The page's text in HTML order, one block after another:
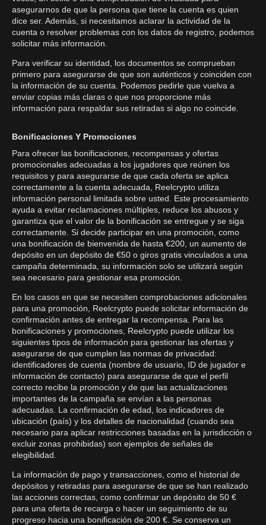
asegurarnos de que la persona que tiene la cuenta es quien
dice ser. Además, si necesitamos aclarar la actividad de la
cuenta o resolver problemas con los datos de registro, podemos
solicitar más información.
Para verificar su identidad, los documentos se comprueban
primero para asegurarse de que son auténticos y coinciden con
la información de su cuenta. Podemos pedirle que vuelva a
enviar copias más claras o que nos proporcione más
información para respaldar sus retiradas si algo no coincide.
Bonificaciones Y Promociones
Para ofrecer las bonificaciones, recompensas y ofertas
promocionales adecuadas a los jugadores que reúnen los
requisitos y para asegurarse de que cada oferta se aplica
correctamente a la cuenta adecuada, Reelcrypto utiliza
información personal limitada sobre usted. Este procesamiento
ayuda a evitar reclamaciones múltiples, reduce los abusos y
garantiza que el valor de la bonificación se entregue y se siga
correctamente. Si decide participar en una promoción, como
una bonificación de bienvenida de hasta €200, un aumento de
depósito en un depósito de €50 o giros gratis vinculados a una
campaña determinada, su información solo se utilizará según
sea necesario para gestionar esa promoción.
En los casos en que se necesiten comprobaciones adicionales
para una promoción, Reelcrypto puede solicitar información de
confirmación antes de entregar la recompensa. Para las
bonificaciones y promociones, Reelcrypto puede utilizar los
siguientes tipos de información para gestionar las ofertas y
asegurarse de que cumplen las normas de privacidad:
identificadores de cuenta (nombre de usuario, ID de jugador e
información de contacto) para asegurarse de que el perfil
correcto recibe la promoción y de que las actualizaciones
importantes de la campaña se envían a las personas
adecuadas. La confirmación de edad, los indicadores de
ubicación (país) y los detalles de nacionalidad (cuando sea
necesario para aplicar restricciones basadas en la jurisdicción o
excluir zonas prohibidas) son ejemplos de señales de
elegibilidad.
La información de pago y transacciones, como el historial de
depósitos y retiradas para asegurarse de que se han realizado
las acciones correctas, como confirmar un depósito de 50 €
para una oferta de recarga o hacer un seguimiento de su
progreso hacia una bonificación de 200 €. Se conserva un